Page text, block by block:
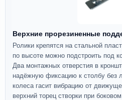
Верхние прорезиненные
Ролики крепятся на стальной
по высоте можно подстроить под
Два монтажных отверстия в
надёжную фиксацию к столбу без
колеса гасит вибрацию от
верхний торец створки при